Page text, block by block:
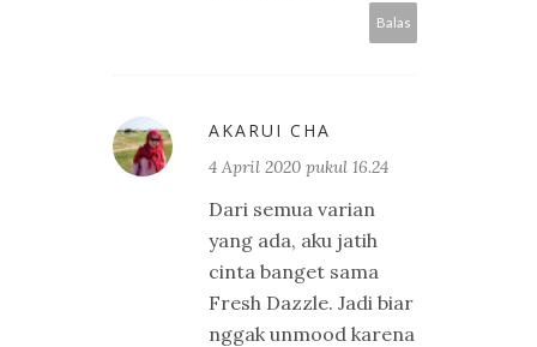
Balas
AKARUI CHA
4 April 2020 pukul 16.24
Dari semua varian
yang ada, aku jatih
cinta banget sama
Fresh Dazzle. Jadi biar
nggak unmood karena